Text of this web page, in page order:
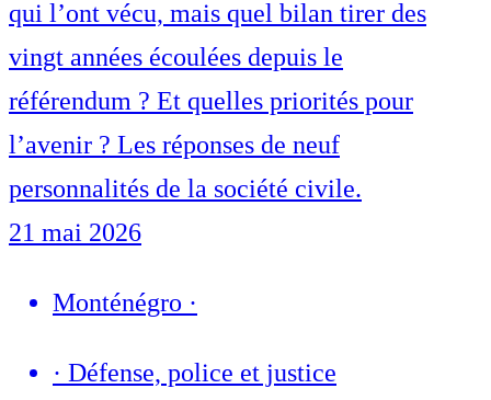
qui l’ont vécu, mais quel bilan tirer des
vingt années écoulées depuis le
référendum ? Et quelles priorités pour
l’avenir ? Les réponses de neuf
personnalités de la société civile.
21 mai 2026
Monténégro ·
· Défense, police et justice